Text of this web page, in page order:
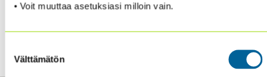
• Voit muuttaa asetuksiasi milloin vain.
valinta
Välttämätön